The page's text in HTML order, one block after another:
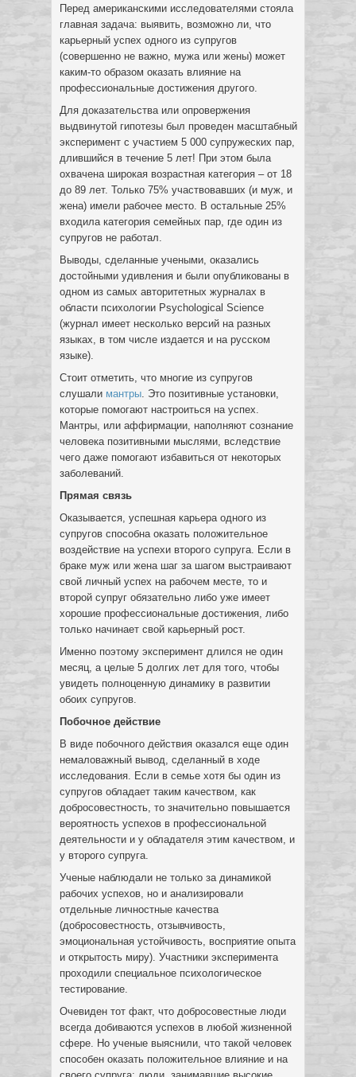
Перед американскими исследователями стояла
главная задача: выявить, возможно ли, что
карьерный успех одного из супругов
(совершенно не важно, мужа или жены) может
каким-то образом оказать влияние на
профессиональные достижения другого.
Для доказательства или опровержения
выдвинутой гипотезы был проведен масштабный
эксперимент с участием 5 000 супружеских пар,
длившийся в течение 5 лет! При этом была
охвачена широкая возрастная категория – от 18
до 89 лет. Только 75% участвовавших (и муж, и
жена) имели рабочее место. В остальные 25%
входила категория семейных пар, где один из
супругов не работал.
Выводы, сделанные учеными, оказались
достойными удивления и были опубликованы в
одном из самых авторитетных журналах в
области психологии Psychological Science
(журнал имеет несколько версий на разных
языках, в том числе издается и на русском
языке).
Стоит отметить, что многие из супругов
слушали мантры. Это позитивные установки,
которые помогают настроиться на успех.
Мантры, или аффирмации, наполняют сознание
человека позитивными мыслями, вследствие
чего даже помогают избавиться от некоторых
заболеваний.
Прямая связь
Оказывается, успешная карьера одного из
супругов способна оказать положительное
воздействие на успехи второго супруга. Если в
браке муж или жена шаг за шагом выстраивают
свой личный успех на рабочем месте, то и
второй супруг обязательно либо уже имеет
хорошие профессиональные достижения, либо
только начинает свой карьерный рост.
Именно поэтому эксперимент длился не один
месяц, а целые 5 долгих лет для того, чтобы
увидеть полноценную динамику в развитии
обоих супругов.
Побочное действие
В виде побочного действия оказался еще один
немаловажный вывод, сделанный в ходе
исследования. Если в семье хотя бы один из
супругов обладает таким качеством, как
добросовестность, то значительно повышается
вероятность успехов в профессиональной
деятельности и у обладателя этим качеством, и
у второго супруга.
Ученые наблюдали не только за динамикой
рабочих успехов, но и анализировали
отдельные личностные качества
(добросовестность, отзывчивость,
эмоциональная устойчивость, восприятие опыта
и открытость миру). Участники эксперимента
проходили специальное психологическое
тестирование.
Очевиден тот факт, что добросовестные люди
всегда добиваются успехов в любой жизненной
сфере. Но ученые выяснили, что такой человек
способен оказать положительное влияние и на